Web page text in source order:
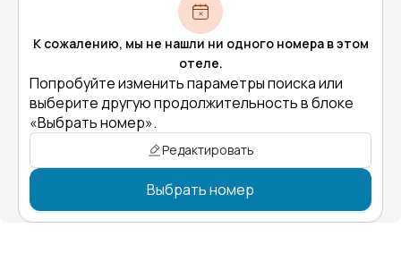
К сожалению, мы не нашли ни одного номера в этом
отеле.
Попробуйте изменить параметры поиска или
выберите другую продолжительность в блоке
«Выбрать номер».
Редактировать
Выбрать номер